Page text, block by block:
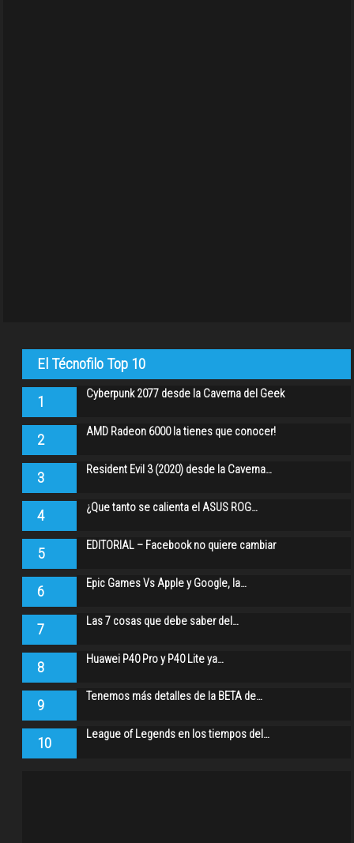
El Técnofilo Top 10
1 Cyberpunk 2077 desde la Caverna del Geek
2 AMD Radeon 6000 la tienes que conocer!
3 Resident Evil 3 (2020) desde la Caverna…
4 ¿Que tanto se calienta el ASUS ROG…
5 EDITORIAL – Facebook no quiere cambiar
6 Epic Games Vs Apple y Google, la…
7 Las 7 cosas que debe saber del…
8 Huawei P40 Pro y P40 Lite ya…
9 Tenemos más detalles de la BETA de…
10 League of Legends en los tiempos del…